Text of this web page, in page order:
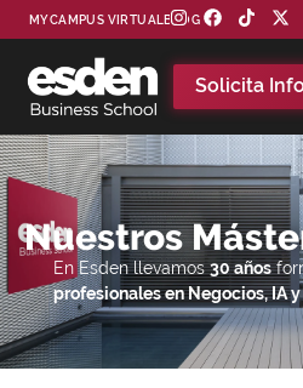
MYCAMPUS VIRTUAL BLOG
Solicita Info
Nuestros
En Esden llevamos30 años
profesionales en Negocios, IA